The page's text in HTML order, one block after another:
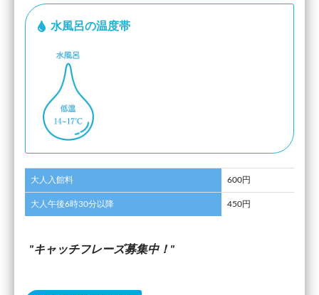
水風呂の温度帯
大人入館料 600円
大人午後6時30分以降 450円
キャッチフレーズ募集中！